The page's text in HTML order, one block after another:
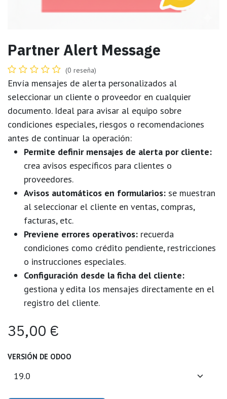
Partner Alert Message
(0 reseña)
Envía mensajes de alerta personalizados al
seleccionar un cliente o proveedor en cualquier
documento. Ideal para avisar al equipo sobre
condiciones especiales, riesgos o recomendaciones
antes de continuar la operación:
Permite definir mensajes de alerta por cliente:
crea avisos específicos para clientes o
proveedores.
Avisos automáticos en formularios: se muestran
al seleccionar el cliente en ventas, compras,
facturas, etc.
Previene errores operativos: recuerda
condiciones como crédito pendiente, restricciones
o instrucciones especiales.
Configuración desde la ficha del cliente:
gestiona y edita los mensajes directamente en el
registro del cliente.
35,00 €
VERSIÓN DE ODOO